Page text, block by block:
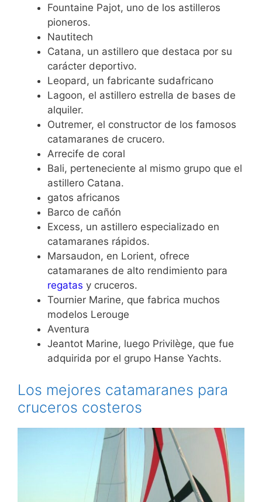
Fountaine Pajot, uno de los astilleros
pioneros.
Nautitech
Catana, un astillero que destaca por su
carácter deportivo.
Leopard, un fabricante sudafricano
Lagoon, el astillero estrella de bases de
alquiler.
Outremer, el constructor de los famosos
catamaranes de crucero.
Arrecife de coral
Bali, perteneciente al mismo grupo que el
astillero Catana.
gatos africanos
Barco de cañón
Excess, un astillero especializado en
catamaranes rápidos.
Marsaudon, en Lorient, ofrece
catamaranes de alto rendimiento para
regatas y cruceros.
Tournier Marine, que fabrica muchos
modelos Lerouge
Aventura
Jeantot Marine, luego Privilège, que fue
adquirida por el grupo Hanse Yachts.
Los mejores catamaranes para
cruceros costeros